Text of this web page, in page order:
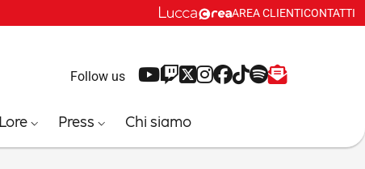
AREA CLIENTICONTATTI
Follow us YouTube
Twitch
X Instagram
Facebook
Tiktok
SpotifyNewsletter
Lore Press Chi siamo